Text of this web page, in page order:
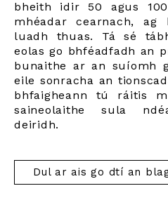
bheith idir 50 agus
mhéadar cearnach,
luadh thuas. Tá sé
eolas go bhféadfadh an
bunaithe ar an suíomh
eile sonracha an
bhfaigheann tú ráitis
saineolaithe sula
deiridh.
Dul ar ais go dtí an